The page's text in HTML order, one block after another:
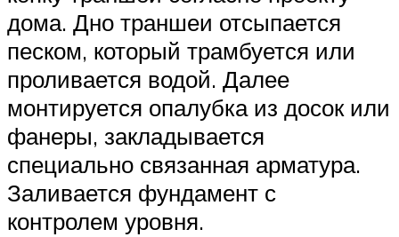
дома. Дно траншеи отсыпается
песком, который трамбуется или
проливается водой. Далее
монтируется опалубка из досок или
фанеры, закладывается
специально связанная арматура.
Заливается фундамент с
контролем уровня.